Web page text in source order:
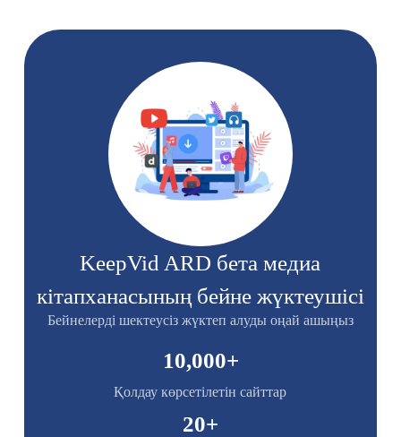
KeepVid ARD бета медиа
кітапханасының бейне жүктеушісі
Бейнелерді шектеусіз жүктеп алуды оңай ашыңыз
Қолдау көрсетілетін сайттар
10,000+
20+